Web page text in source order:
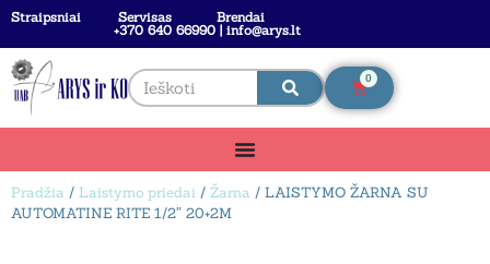
Straipsniai Servisas
Brendai
+370 640 66990 | info@arys.lt
0
Pradžia / Laistymo priedai / Žarna / LAISTYMO ŽARNA SU
AUTOMATINE RITE 1/2″ 20+2M